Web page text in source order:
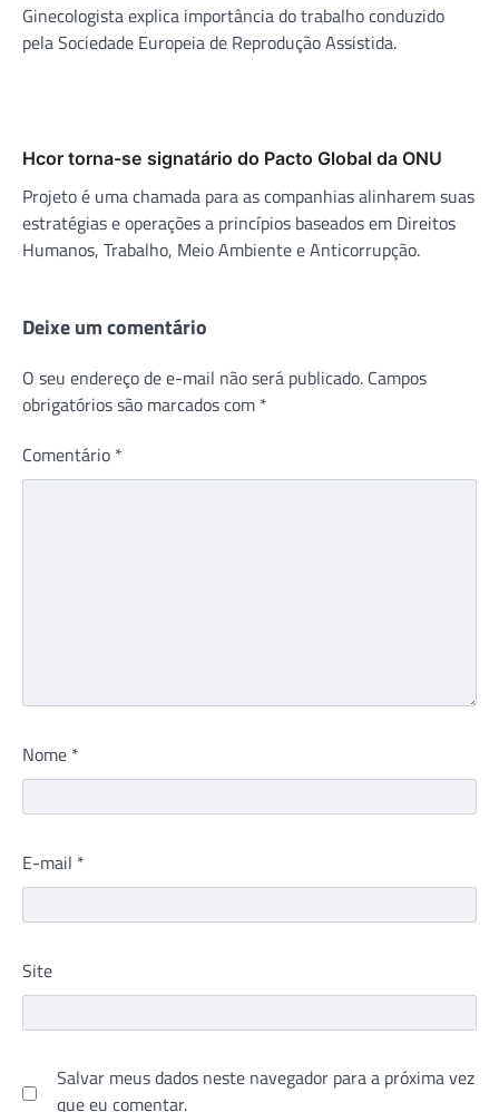
Ginecologista explica importância do trabalho conduzido
pela Sociedade Europeia de Reprodução Assistida.
Hcor torna-se signatário do Pacto Global da ONU
Projeto é uma chamada para as companhias alinharem suas
estratégias e operações a princípios baseados em Direitos
Humanos, Trabalho, Meio Ambiente e Anticorrupção.
Deixe um comentário
O seu endereço de e-mail não será publicado. Campos
obrigatórios são marcados com *
Comentário *
Nome *
E-mail *
Site
Salvar meus dados neste navegador para a próxima vez
que eu comentar.